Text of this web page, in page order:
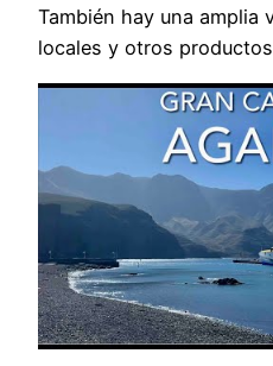
También hay una amplia
locales y otros